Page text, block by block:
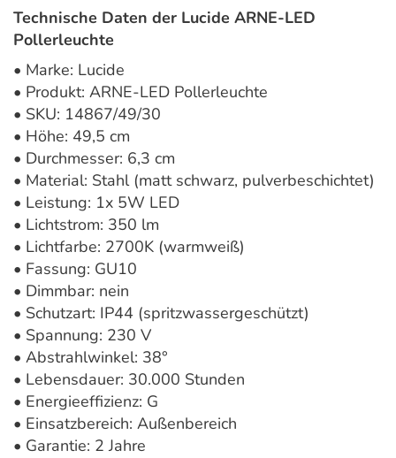
Technische Daten der Lucide ARNE-LED
Pollerleuchte
• Marke: Lucide
• Produkt: ARNE-LED Pollerleuchte
• SKU: 14867/49/30
• Höhe: 49,5 cm
• Durchmesser: 6,3 cm
• Material: Stahl (matt schwarz, pulverbeschichtet)
• Leistung: 1x 5W LED
• Lichtstrom: 350 lm
• Lichtfarbe: 2700K (warmweiß)
• Fassung: GU10
• Dimmbar: nein
• Schutzart: IP44 (spritzwassergeschützt)
• Spannung: 230 V
• Abstrahlwinkel: 38°
• Lebensdauer: 30.000 Stunden
• Energieeffizienz: G
• Einsatzbereich: Außenbereich
• Garantie: 2 Jahre